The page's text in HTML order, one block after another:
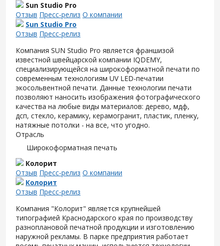
Sun Studio Pro
Отзыв Пресс-релиз О компании
Sun Studio Pro
Отзыв Пресс-релиз
Компания SUN Studio Pro является франшизой
известной швейцарской компании IQDEMY,
специализирующейся на широкоформатной печати по
современным технологиям UV LED-печатии
экосольвентной печати. Данные технологии печати
позволяют наносить изображения фотографического
качества на любые виды материалов: дерево, мдф,
дсп, стекло, керамику, керамогранит, пластик, пленку,
натяжные потолки - на все, что угодно.
Отрасль
Широкоформатная печать
Колорит
Отзыв Пресс-релиз О компании
Колорит
Отзыв Пресс-релиз
Компания "Колорит" является крупнейшей
типографией Краснодарского края по производству
разноплановой печатной продукции и изготовлению
наружной рекламы. В парке предприятия работает